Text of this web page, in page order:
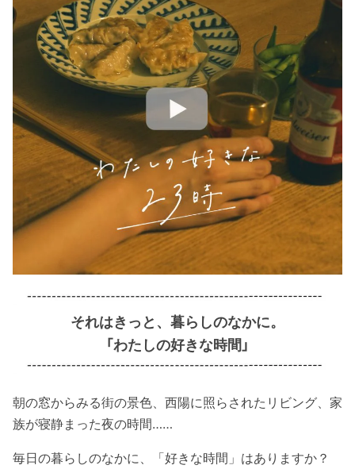
それはきっと、暮らしのなかに。
「わたしの好きな時間」
朝の窓からみる街の景色、西陽に照らされたリビング、家
族が寝静まった夜の時間……
毎日の暮らしのなかに、「好きな時間」はありますか？